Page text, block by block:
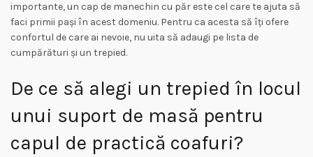
importante, un cap de manechin cu păr este cel care te ajuta să
faci primii pași în acest domeniu. Pentru ca acesta să îți ofere
confortul de care ai nevoie, nu uita să adaugi pe lista de
cumpărături și un trepied.
De ce să alegi un trepied în locul
unui suport de masă pentru
capul de practică coafuri?